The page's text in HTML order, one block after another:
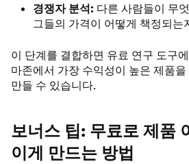
경쟁자 분석: 다른 사람들이 무
그들의 가격이 어떻게 책정되는
이 단계를 결합하면 유료 연구 도구
마존에서 가장 수익성이 높은 제품
만들 수 있습니다.
보너스 팁: 무료로 제품
이게 만드는 방법